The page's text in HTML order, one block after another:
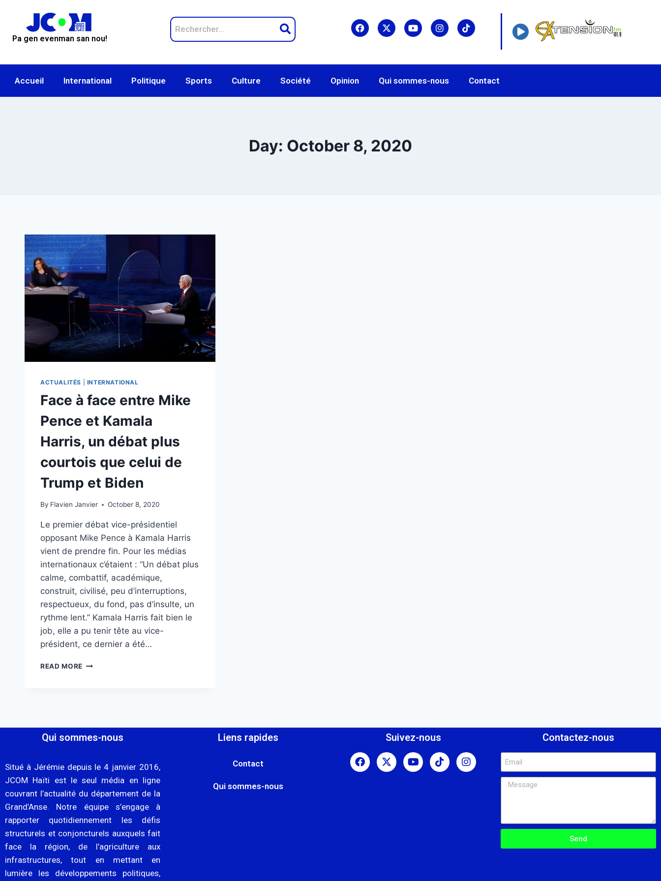
Pa gen evenman san nou!
Accueil International Politique Sports Culture Société Opinion Qui sommes-nous Contact
Day: October 8, 2020
ACTUALITÉS INTERNATIONAL
Face à face entre Mike
Pence et Kamala
Harris, un débat plus
courtois que celui de
Trump et Biden
By Flavien Janvier October 8, 2020
Le premier débat vice-présidentiel
opposant Mike Pence à Kamala Harris
vient de prendre fin. Pour les médias
internationaux c’étaient : “Un débat plus
calme, combattif, académique,
construit, civilisé, peu d’interruptions,
respectueux, du fond, pas d’insulte, un
rythme lent.” Kamala Harris fait bien le
job, elle a pu tenir tête au vice-
président, ce dernier a été…
READ MORE
Qui sommes-nous
Situé à Jérémie depuis le 4 janvier 2016,
JCOM Haïti est le seul média en ligne
couvrant l’actualité du département de la
Grand’Anse. Notre équipe s’engage à
rapporter quotidiennement les défis
structurels et conjoncturels auxquels fait
face la région, de l’agriculture aux
infrastructures, tout en mettant en
lumière les développements politiques,
Liens rapides
Contact
Qui sommes-nous
Suivez-nous Contactez-nous
Send